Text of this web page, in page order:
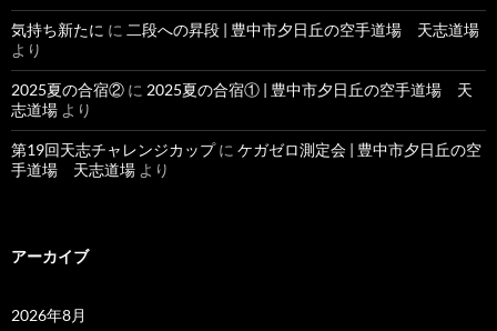
気持ち新たに に 二段への昇段 | 豊中市夕日丘の空手道場 天志道場
より
2025夏の合宿② に 2025夏の合宿① | 豊中市夕日丘の空手道場 天
志道場 より
第19回天志チャレンジカップに ケガゼロ測定会 | 豊中市夕日丘の空
手道場 天志道場 より
アーカイブ
2026年8月